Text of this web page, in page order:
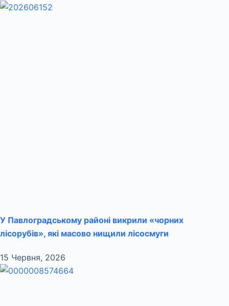
У Павлоградському районі викрили «чорних
лісорубів», які масово нищили лісосмуги
15 Червня, 2026